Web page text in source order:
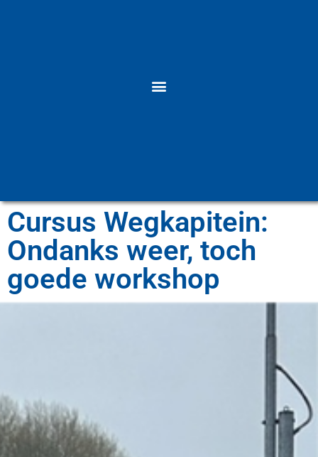
Cursus Wegkapitein:
Ondanks weer, toch
goede workshop